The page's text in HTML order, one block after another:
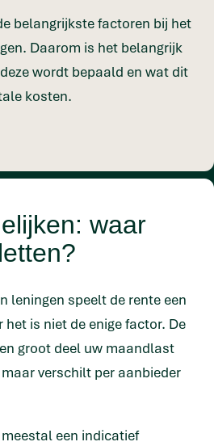
belangrijkste factoren bij het
Daarom is het belangrijk
wordt bepaald en wat dit
kosten.
waar
leningen speelt de rente een
is niet de enige factor. De
groot deel uw maandlast
verschilt per aanbieder
een indicatief